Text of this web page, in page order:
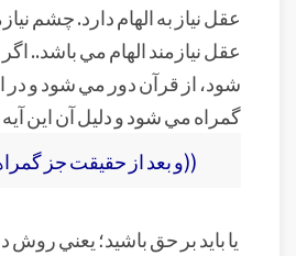
عقل نياز به الهام دارد. چشم
عقل نيازمند الهام مي باشد..
شود، از قرآن دور مي شود و
گمراه مي شود و دليل آن اين
((و بعد از حقيقت جز
يا بايد بر حق باشيد؛ يعني